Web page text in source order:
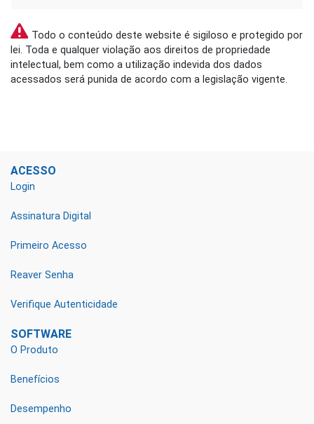
Todo o conteúdo deste website é sigiloso e protegido por
lei. Toda e qualquer violação aos direitos de propriedade
intelectual, bem como a utilização indevida dos dados
acessados será punida de acordo com a legislação vigente.
ACESSO
Login
Assinatura Digital
Primeiro Acesso
Reaver Senha
Verifique Autenticidade
SOFTWARE
O Produto
Benefícios
Desempenho